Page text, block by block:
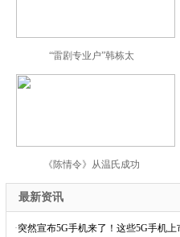
“雷剧专业户”韩栋太
《陈情令》从温氏成功
最新资讯
·突然宣布5G手机来了！这些5G手机上